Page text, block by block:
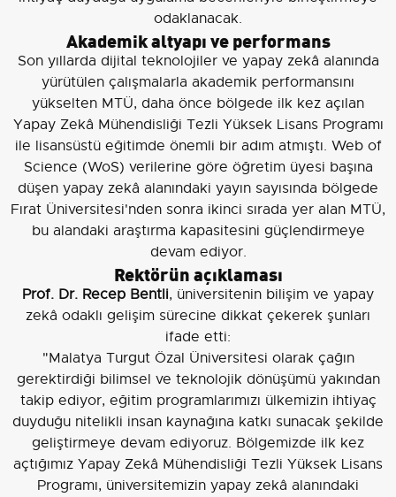
odaklanacak.
Akademik altyapı ve performans
Son yıllarda dijital teknolojiler ve yapay zekâ alanında
yürütülen çalışmalarla akademik performansını
yükselten MTÜ, daha önce bölgede ilk kez açılan
Yapay Zekâ Mühendisliği Tezli Yüksek Lisans Programı
ile lisansüstü eğitimde önemli bir adım atmıştı. Web of
Science (WoS) verilerine göre öğretim üyesi başına
düşen yapay zekâ alanındaki yayın sayısında bölgede
Fırat Üniversitesi'nden sonra ikinci sırada yer alan MTÜ,
bu alandaki araştırma kapasitesini güçlendirmeye
devam ediyor.
Rektörün açıklaması
Prof. Dr. Recep Bentli, üniversitenin bilişim ve yapay
zekâ odaklı gelişim sürecine dikkat çekerek şunları
ifade etti:
"Malatya Turgut Özal Üniversitesi olarak çağın
gerektirdiği bilimsel ve teknolojik dönüşümü yakından
takip ediyor, eğitim programlarımızı ülkemizin ihtiyaç
duyduğu nitelikli insan kaynağına katkı sunacak şekilde
geliştirmeye devam ediyoruz. Bölgemizde ilk kez
açtığımız Yapay Zekâ Mühendisliği Tezli Yüksek Lisans
Programı, üniversitemizin yapay zekâ alanındaki